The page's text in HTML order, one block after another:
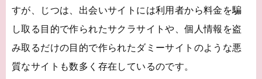
すが、じつは、出会いサイトには利用者から料金を騙
し取る目的で作られたサクラサイトや、個人情報を盗
み取るだけの目的で作られたダミーサイトのような悪
質なサイトも数多く存在しているのです。